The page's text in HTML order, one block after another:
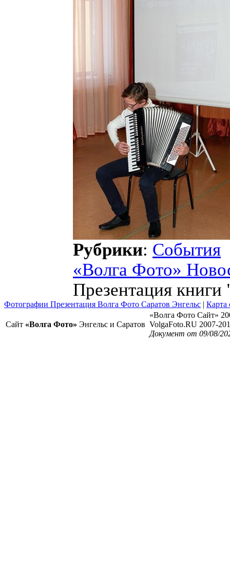
Рубрики: События
«Волга Фото»
Презентация
Фотографии Презентация Волга Фото Саратов Энгельс | Карта
Сайт «Волга Фото» Энгельс и Саратов
«Волга Фото Сайт»
VolgaFoto.RU 2007-
Документ от 09/08/